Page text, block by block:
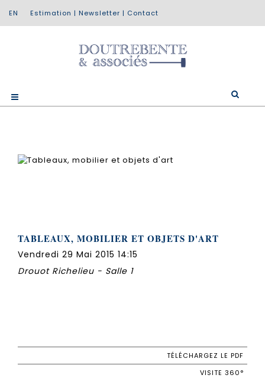
Estimation | Newsletter | Contact
TABLEAUX, MOBILIER ET OBJETS D'ART
Vendredi 29 Mai 2015 14:15
Drouot Richelieu - Salle 1
TÉLÉCHARGEZ LE PDF
VISITE 360°